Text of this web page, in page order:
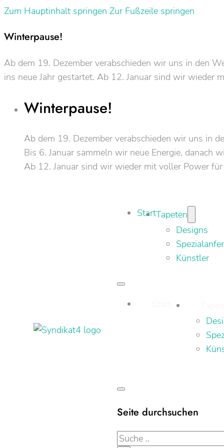
Zum Hauptinhalt springen Zur Fußzeile springen
Winterpause!
Ab dem 19. Dezember verabschieden wir uns in den
ins neue Jahr gestartet. Ab 12. Januar sind wir wieder
Winterpause!
Ab dem 19. Dezember verabschieden wir uns in
Bis 6. Januar sammeln wir neue Energie, danach
Ab 12. Januar sind wir wieder mit voller Power für
StartTapeten
Designs
Künstler
Seite durchsuchen
Suche